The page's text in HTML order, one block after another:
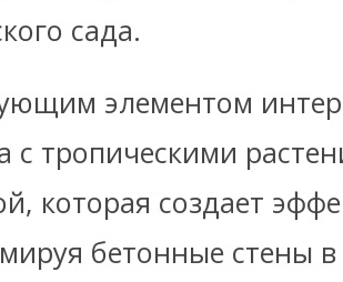
сада.
элементом
с тропическими
которая создает
бетонные стены